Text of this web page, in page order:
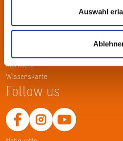
Auswahl
Service
Merkliste
Wissenskarte
Follow us